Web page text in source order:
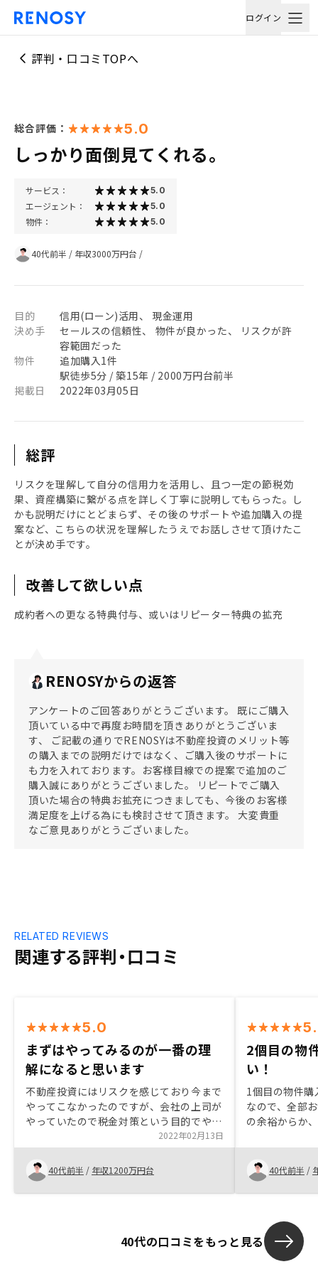
ログイン
評判・口コミTOPへ
総合評価： 5.0
しっかり面倒見てくれる。
サービス： 5.0
エージェント： 5.0
物件： 5.0
40代前半 / 年収3000万円台 /
目的
信用(ローン)活用、 現金運用
決め手
セールスの信頼性、 物件が良かった、 リスクが許
容範囲だった
物件
追加購入1件
駅徒歩5分 / 築15年 / 2000万円台前半
掲載日
2022年03月05日
総評
リスクを理解して自分の信用力を活用し、且つ一定の節税効
果、資産構築に繋がる点を詳しく丁寧に説明してもらった。し
かも説明だけにとどまらず、その後のサポートや追加購入の提
案など、こちらの状況を理解したうえでお話しさせて頂けたこ
とが決め手です。
改善して欲しい点
成約者への更なる特典付与、或いはリピーター特典の拡充
RENOSYからの返答
アンケートのご回答ありがとうございます。 既にご購入
頂いている中で再度お時間を頂きありがとうございま
す、 ご記載の通りでRENOSYは不動産投資のメリット等
の購入までの説明だけではなく、ご購入後のサポートに
も力を入れております。お客様目線での提案で追加のご
購入誠にありがとうございました。 リピートでご購入
頂いた場合の特典お拡充につきましても、今後のお客様
満足度を上げる為にも検討させて頂きます。 大変貴重
なご意見ありがとうございました。
関連する評判・口コミ
RELATED REVIEWS
5.0
まずはやってみるのが一番の理
解になると思います
不動産投資にはリスクを感じており今まで
やってこなかったのですが、会社の上司が
やっていたので税金対策という目的でやり
始めました。 将来的に自分の子供の為に
残すことも頭の片隅に置きながら初めまし
た。まだ途中で売るか持ち続けるかは決め
てないですが、売るとしてとも例えば築
30年のマンションでも下げ止まりがある
な事はありますが契約手続き上仕方ないこ
2022年02月13日
40代前半 / 年収1200万円台
2個目の物
い！
1個目の物件
なので、全部
の余裕からか
説明もしっか
トも充実して
な書類(源泉徴
くと、契約が
40代前半 /
40代の口コミをもっと見る